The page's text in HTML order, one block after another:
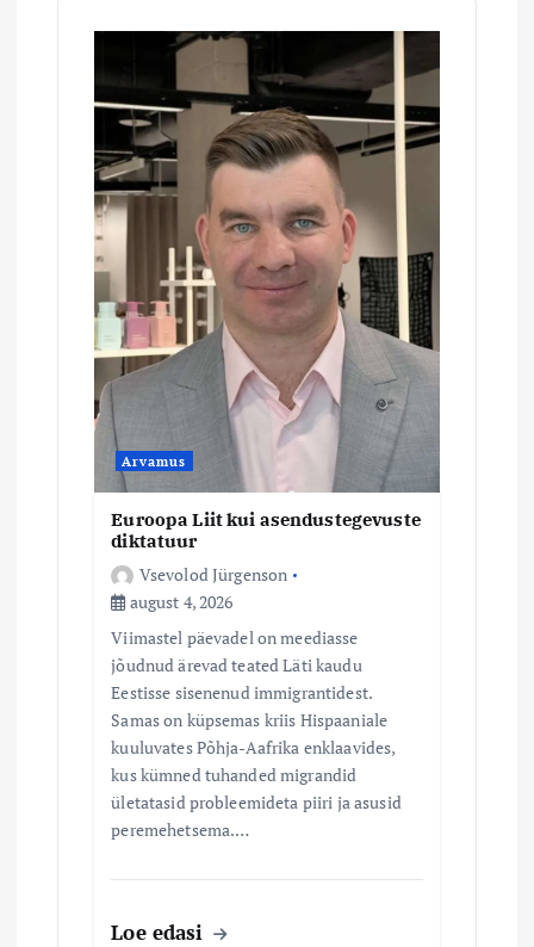
Arvamus
Euroopa Liit kui asendustegevuste
diktatuur
Vsevolod Jürgenson
august 4, 2026
Viimastel päevadel on meediasse
jõudnud ärevad teated Läti kaudu
Eestisse sisenenud immigrantidest.
Samas on küpsemas kriis Hispaaniale
kuuluvates Põhja-Aafrika enklaavides,
kus kümned tuhanded migrandid
ületatasid probleemideta piiri ja asusid
peremehetsema.…
Loe edasi